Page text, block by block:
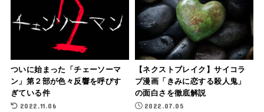
ついに始まった「チェーソーマ
ン」第２部が色々反響を呼びす
ぎている件
2022.11.06
【ネクストブレイク】サイコラ
ブ漫画「きみに恋する殺人鬼」
の面白さを徹底解説
2022.07.05